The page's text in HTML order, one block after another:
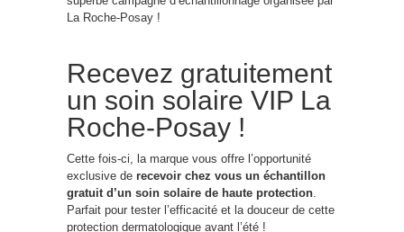
La Roche-Posay !
Recevez gratuitement
un soin solaire VIP La
Roche-Posay !
Cette fois-ci, la marque vous offre l’opportunité
exclusive de recevoir chez vous un échantillon
gratuit d’un soin solaire de haute protection
Parfait pour tester l’efficacité et la douceur de cette
protection dermatologique avant l’été !